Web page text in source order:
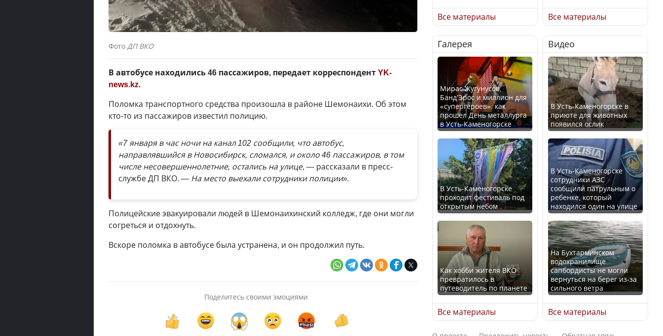
Фото ДП ВКО
В автобусе находились 46 пассажиров, передает корреспондентYK-
news.kz.
Поломка транспортного средства произошла в районе Шемонаихи. Об этом
кто-то из пассажиров известил полицию.
«7 января в час ночи на канал 102 сообщили, что автобус,
направлявшийся в Новосибирск, сломался, и около 46 пассажиров, в том
числе несовершеннолетние, остались на улице, — рассказали в пресс-
службе ДП ВКО. — На место выехали сотрудники полиции».
Полицейские эвакуировали людей в Шемонаихинский колледж, где они могли
согреться и отдохнуть.
Вскоре поломка в автобусе была устранена, и он продолжил путь.
Поделитесь своими эмоциями
Қазақстан Орталық Азия
елдері арасында әл-ауқат
индексінде көш бастады
Казахстан возглавил
рейтинг благополучия
среди стран Центральной
Азии
Будут ли представлены
интересы регионов в
Курултае?
Ең төменгі жалақы,
алимент, экология: жеті
партия сайлаушылармен
нені талқылап жатыр?
Все материалы
В РФ вынесен заочный
приговор по уголовному
делу об убийстве Игоря
Талькова
В России введены
дополнительные
ограничения для
казахстанских прав
Трамп официально
вступил в должность
президента США
Луну признали объектом
культурного наследия,
находящегося под
угрозой исчезновения
Все материалы
Галерея
Мирас Жугунусов,
Банд’Эрос и миллион для
«супергероев»: как
прошел День металлурга
в Усть-Каменогорске
В Усть-Каменогорске
проходит фестиваль под
открытым небом
Как хобби жителя ВКО
превратилось в
путеводитель по планете
Все материалы
Видео
В Усть-Каменогорске в
приюте для животных
появился ослик
В Усть-Каменогорске
сотрудники АЗС
сообщили патрульным о
ребенке, который
находился один на улице
На Бухтарминском
водохранилище
сапбордисты не могли
вернуться на берег из-за
сильного ветра
Все материалы